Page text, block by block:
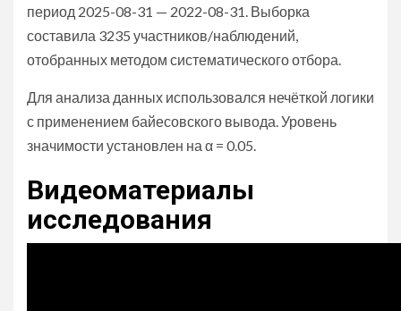
период 2025-08-31 — 2022-08-31. Выборка
составила 3235 участников/наблюдений,
отобранных методом систематического отбора.
Для анализа данных использовался нечёткой логики
с применением байесовского вывода. Уровень
значимости установлен на α = 0.05.
Видеоматериалы
исследования